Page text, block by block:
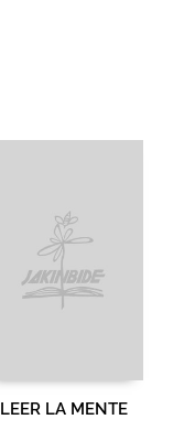
LEER LA MENTE